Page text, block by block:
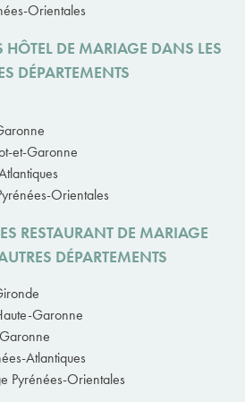
Orientales
HÔTEL DE MARIAGE DANS LES
DÉPARTEMENTS
et-Garonne
Orientales
RESTAURANT DE MARIAGE
DÉPARTEMENTS
Garonne
Atlantiques
Pyrénées-Orientales